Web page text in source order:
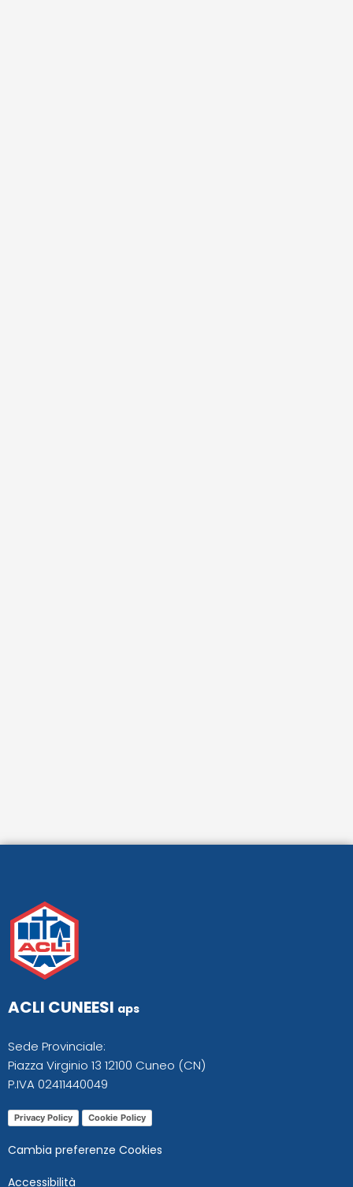
ACLI CUNEESI aps
Sede Provinciale:
Piazza Virginio 13 12100 Cuneo (CN)
P.IVA 02411440049
Privacy Policy Cookie Policy
Cambia preferenze Cookies
Accessibilità